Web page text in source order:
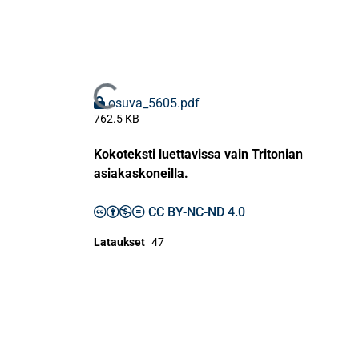
Ladataan...osuva_5605.pdf
762.5 KB
Kokoteksti luettavissa vain Tritonian
asiakaskoneilla.
CC BY-NC-ND 4.0
Lataukset 47